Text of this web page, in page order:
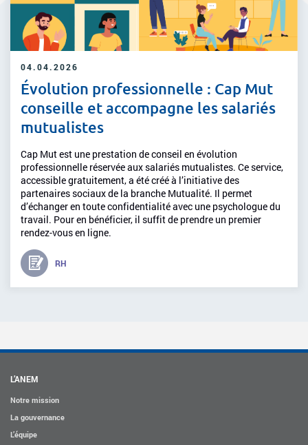
04.04.2026
Évolution professionnelle : Cap Mut
conseille et accompagne les salariés
mutualistes
Cap Mut est une prestation de conseil en évolution
professionnelle réservée aux salariés mutualistes. Ce service,
accessible gratuitement, a été créé à l’initiative des
partenaires sociaux de la branche Mutualité. Il permet
d’échanger en toute confidentialité avec une psychologue du
travail. Pour en bénéficier, il suffit de prendre un premier
rendez-vous en ligne.
RH
L’ANEM
Notre mission
La gouvernance
L’équipe